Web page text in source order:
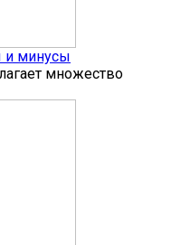
и минусы
множество